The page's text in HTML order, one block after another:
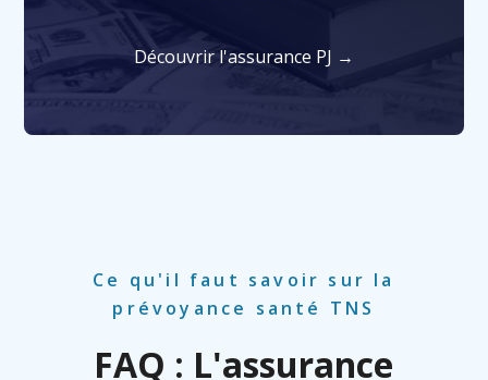
Découvrir l'assurance PJ →
Ce qu'il faut savoir sur la
prévoyance santé TNS
FAQ : L'assurance